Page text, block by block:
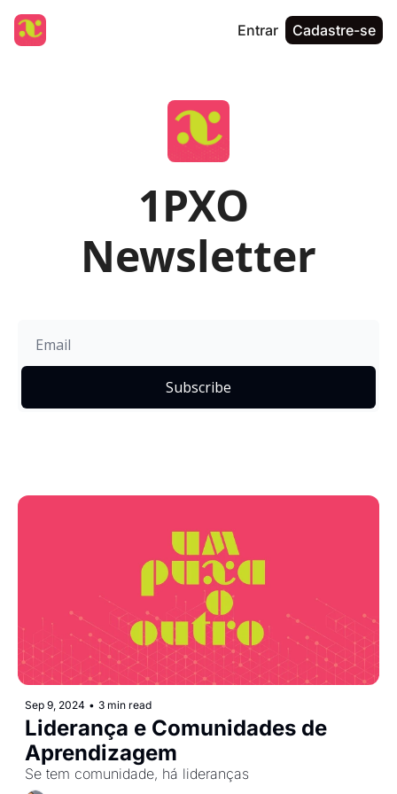
Entrar Cadastre-se
1PXO
Newsletter
Subscribe
Sep 9, 2024 • 3 min read
Liderança e Comunidades de
Aprendizagem
Se tem comunidade, há lideranças